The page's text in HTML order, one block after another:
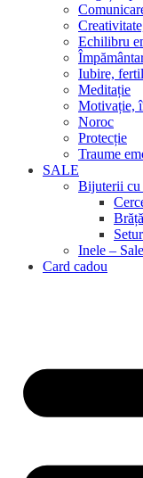
Echilibru
Iubire,
Meditație
Motivație,
Noroc
Protecție
Traume
SALE
Bijuterii cu
Inele – Sale
Card cadou